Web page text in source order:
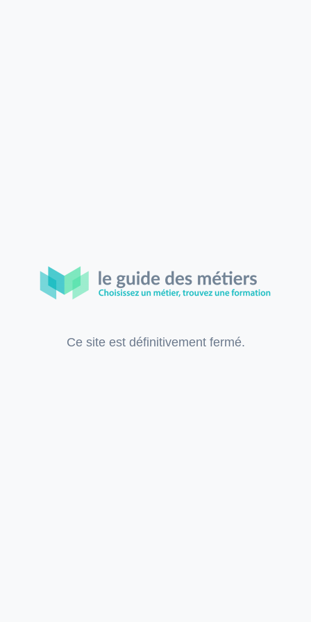
Ce site est définitivement fermé.